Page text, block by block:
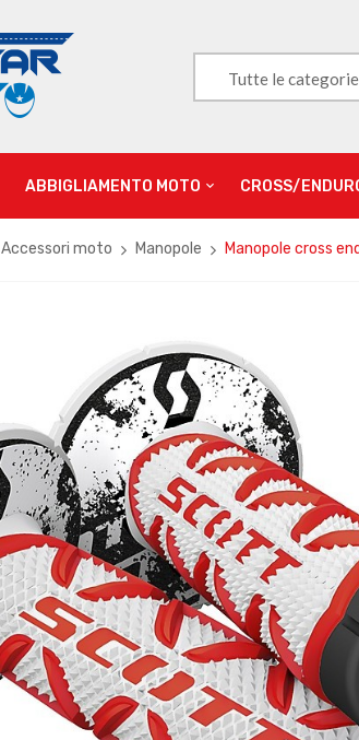
Tutte le categorie
ABBIGLIAMENTO MOTO CROSS/
Accessori moto Manopole Manopole cross